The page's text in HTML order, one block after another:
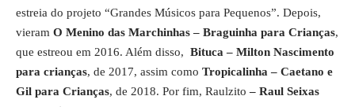
estreia do projeto “Grandes Músicos para Pequenos”. Depois,
vieram O Menino das Marchinhas – Braguinha para Crianças,
que estreou em 2016. Além disso, Bituca – Milton Nascimento
para crianças, de 2017, assim como Tropicalinha – Caetano e
Gil para Crianças, de 2018. Por fim, Raulzito – Raul Seixas